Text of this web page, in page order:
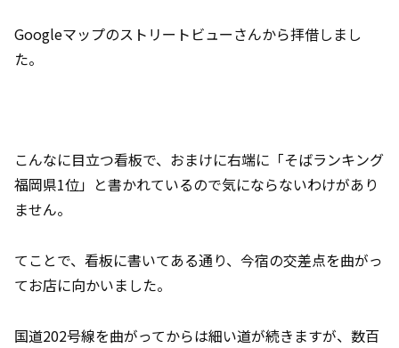
Googleマップのストリートビューさんから拝借しまし
た。
こんなに目立つ看板で、おまけに右端に「そばランキング
福岡県1位」と書かれているので気にならないわけがあり
ません。
てことで、看板に書いてある通り、今宿の交差点を曲がっ
てお店に向かいました。
国道202号線を曲がってからは細い道が続きますが、数百